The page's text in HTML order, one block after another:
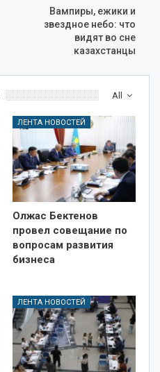
Вампиры, ежики и
звездное небо: что
видят во сне
казахстанцы
All
ЛЕНТА НОВОСТЕЙ
Олжас Бектенов
провел совещание по
вопросам развития
бизнеса
ЛЕНТА НОВОСТЕЙ